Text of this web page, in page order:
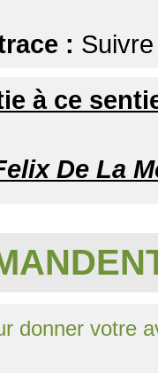
:
à ce
De La
donner votre